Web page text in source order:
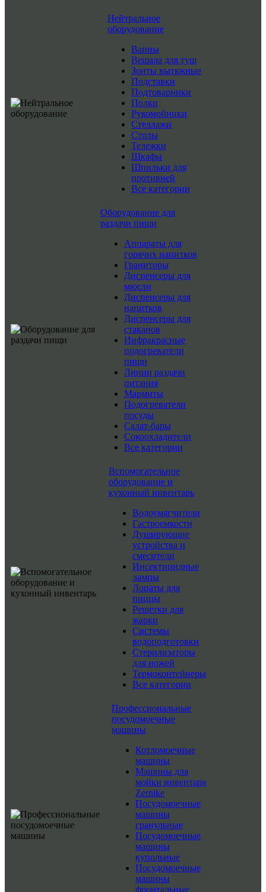
Нейтральное
оборудование
Ванны
Вешала для туш
Зонты вытяжные
Подставки
Подтоварники
Полки
Рукомойники
Стеллажи
Столы
Тележки
Шкафы
Шпильки для
противней
Все категории
Оборудование для
раздачи пищи
Аппараты для
горячих напитков
Граниторы
Диспенсеры для
мюсли
Диспенсеры для
напитков
Диспенсеры для
стаканов
Инфракрасные
подогреватели
пищи
Линии раздачи
питания
Мармиты
Подогреватели
посуды
Салат-бары
Сокоохладители
Все категории
Вспомогательное
оборудование и
кухонный инвентарь
Водоумягчители
Гастроемкости
Душирующие
устройства и
смесители
Инсектицидные
лампы
Лопаты для
пиццы
Решетки для
жарки
Системы
водоподготовки
Стерилизаторы
для ножей
Термоконтейнеры
Все категории
Профессиональные
посудомоечные
машины
Котломоечные
машины
Машины для
мойки инвентаря
Zernike
Посудомоечные
машины
гранульные
Посудомоечные
машины
купольные
Посудомоечные
машины
фронтальные